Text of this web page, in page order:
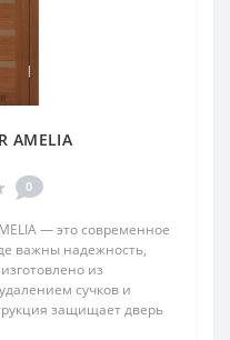
AMELIA
0
— это современное
важны надежность,
из
сучков и
защищает дверь